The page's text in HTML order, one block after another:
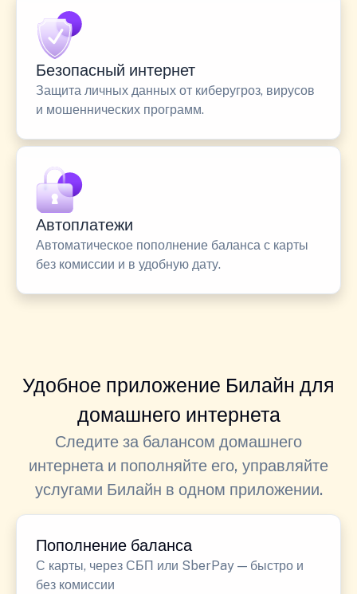
Безопасный интернет
Защита личных данных от киберугроз, вирусов
и мошеннических программ.
Автоплатежи
Автоматическое пополнение баланса с карты
без комиссии и в удобную дату.
Удобное приложение Билайн для
домашнего интернета
Следите за балансом домашнего
интернета и пополняйте его, управляйте
услугами Билайн в одном приложении.
Пополнение баланса
С карты, через СБП или SberPay — быстро и
без комиссии